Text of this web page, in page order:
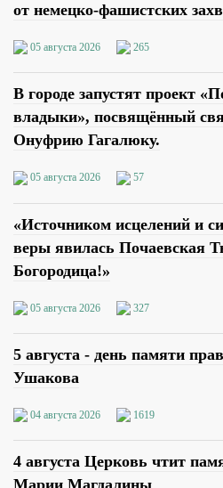
от немецко-фашистских
05 августа 2026 265
В городе запустят проект
владыки», посвящённый
Онуфрию Гагалюку.
05 августа 2026 57
«Источником исцелений и
веры явилась Почаевская
Богородица!»
05 августа 2026 327
5 августа - день памяти
Ушакова
04 августа 2026 1619
4 августа Церковь чтит
Марии Магдалины